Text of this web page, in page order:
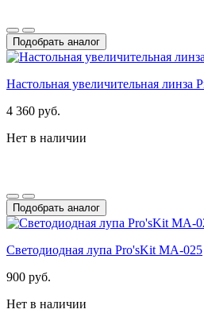
Подобрать аналог
Настольная увеличительная линза
4 360 руб.
Нет в наличии
Подобрать аналог
Светодиодная лупа Pro'sKit MA-025
900 руб.
Нет в наличии